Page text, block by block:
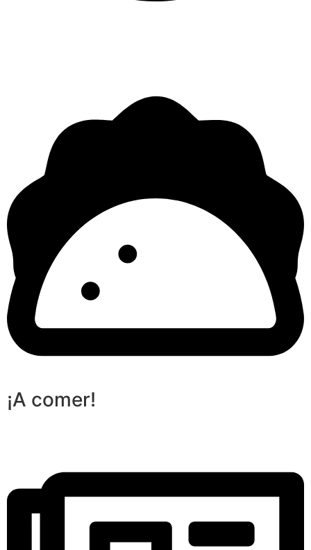
¡A comer!